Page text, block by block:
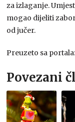
za izlaganje.
mogao dijeliti
od jučer.
Preuzeto sa
Povezani